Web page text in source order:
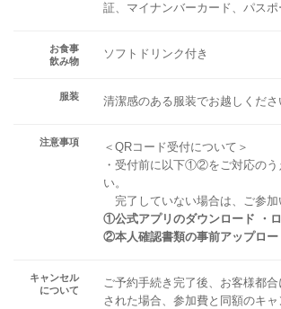
証、マイナンバーカード、パスポ
お食事
飲み物
ソフトドリンク付き
服装 清潔感のある服装でお越しくださ
注意事項
＜QRコード受付について＞
・受付前に以下①②をご対応のう
い。
完了していない場合は、ご参加
①公式アプリのダウンロード ・
②本人確認書類の事前アップロー
キャンセル
について
ご予約手続き完了後、お客様都
された場合、参加費と同額のキ